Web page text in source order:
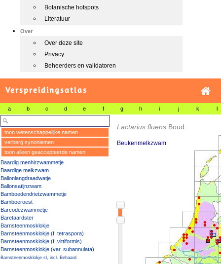
Botanische hotspots
Literatuur
Over
Over deze site
Privacy
Beheerders en validatoren
Verspreidingsatlas
a b c d e f g h i j k l
toon wetenschappelijke namen
verberg synoniemen
toon alleen geaccepteerde namen
Baardig menhirzwammetje
Baardige melkzwam
Ballonlangdraadwatje
Ballonsatijnzwam
Bamboedendrietzwammetje
Bamboeroest
Barcodezwammetje
Baretaardster
Barnsteenmosklokje
Barnsteenmosklokje (f. tetraspora)
Barnsteenmosklokje (f. vittiformis)
Barnsteenmosklokje (var. subannulata)
Barnsteenmosklokje sl, incl. Behaard
Lactarius fluens Boud.
Beukenmelkzwam